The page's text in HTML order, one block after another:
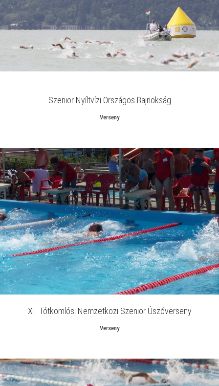
Szenior Nyíltvízi Országos Bajnokság
Verseny
XI. Tótkomlósi Nemzetközi Szenior Úszóverseny
Verseny